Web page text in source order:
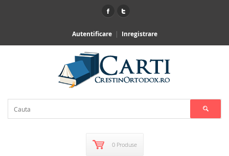
Autentificare Inregistrare
0 Produse